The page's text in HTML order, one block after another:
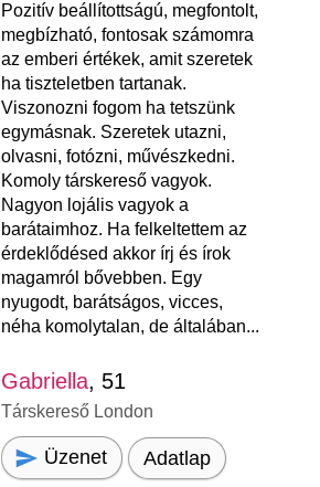
Pozitív beállítottságú, megfontolt,
megbízható, fontosak számomra
az emberi értékek, amit szeretek
ha tiszteletben tartanak.
Viszonozni fogom ha tetszünk
egymásnak. Szeretek utazni,
olvasni, fotózni, művészkedni.
Komoly társkereső vagyok.
Nagyon lojális vagyok a
barátaimhoz. Ha felkeltettem az
érdeklődésed akkor írj és írok
magamról bővebben. Egy
nyugodt, barátságos, vicces,
néha komolytalan, de általában...
Gabriella, 51
Társkereső London
Üzenet Adatlap